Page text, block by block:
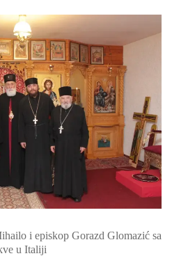
i episkop Gorazd Glomazić sa
u Italiji